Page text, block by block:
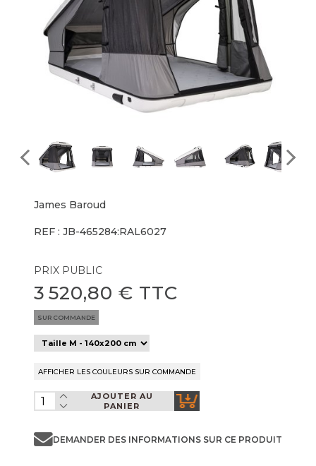
James Baroud
REF : JB-465284:RAL6027
PRIX PUBLIC
3 520,80 € TTC
SUR COMMANDE
AJOUTER AU
PANIER
DEMANDER DES INFORMATIONS SUR CE PRODUIT